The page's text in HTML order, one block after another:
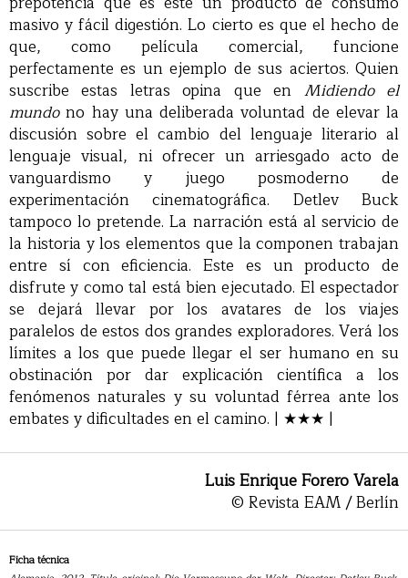
masivo y fácil digestión. Lo cierto es que el hecho de
que, como película comercial, funcione
perfectamente es un ejemplo de sus aciertos. Quien
suscribe estas letras opina que en Midiendo el
mundono hay una deliberada voluntad de elevar la
discusión sobre el cambio del lenguaje literario al
lenguaje visual, ni ofrecer un arriesgado acto de
vanguardismo y juego posmoderno de
experimentación cinematográfica. Detlev Buck
tampoco lo pretende. La narración está al servicio de
la historia y los elementos que la componen trabajan
entre sí con eficiencia. Este es un producto de
disfrute y como tal está bien ejecutado. El espectador
se dejará llevar por los avatares de los viajes
paralelos de estos dos grandes exploradores. Verá los
límites a los que puede llegar el ser humano en su
obstinación por dar explicación científica a los
fenómenos naturales y su voluntad férrea ante los
embates y dificultades en el camino. | ★★★ |
Luis Enrique Forero Varela
© Revista EAM / Berlín
Ficha técnica